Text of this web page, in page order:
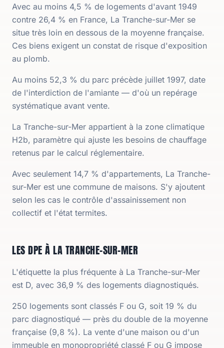
Avec au moins 4,5 % de logements d'avant 1949
contre 26,4 % en France, La Tranche-sur-Mer se
situe très loin en dessous de la moyenne française.
Ces biens exigent un constat de risque d'exposition
au plomb.
Au moins 52,3 % du parc précède juillet 1997, date
de l'interdiction de l'amiante — d'où un repérage
systématique avant vente.
La Tranche-sur-Mer appartient à la zone climatique
H2b, paramètre qui ajuste les besoins de chauffage
retenus par le calcul réglementaire.
Avec seulement 14,7 % d'appartements, La Tranche-
sur-Mer est une commune de maisons. S'y ajoutent
selon les cas le contrôle d'assainissement non
collectif et l'état termites.
LES DPE À LA TRANCHE-SUR-MER
L'étiquette la plus fréquente à La Tranche-sur-Mer
est D, avec 36,9 % des logements diagnostiqués.
250 logements sont classés F ou G, soit 19 % du
parc diagnostiqué — près du double de la moyenne
française (9,8 %). La vente d'une maison ou d'un
immeuble en monopropriété classé F ou G impose